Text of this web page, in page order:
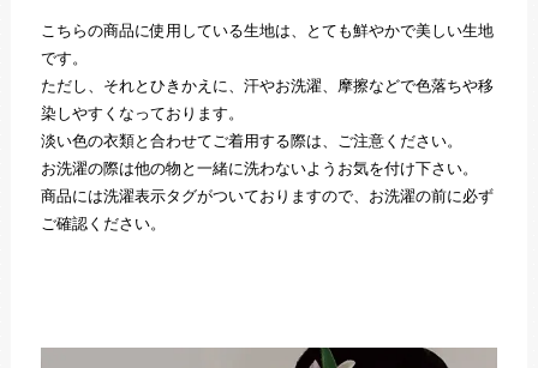
こちらの商品に使用している生地は、とても鮮やかで美しい生地
です。
ただし、それとひきかえに、汗やお洗濯、摩擦などで色落ちや移
染しやすくなっております。
淡い色の衣類と合わせてご着用する際は、ご注意ください。
お洗濯の際は他の物と一緒に洗わないようお気を付け下さい。
商品には洗濯表示タグがついておりますので、お洗濯の前に必ず
ご確認ください。